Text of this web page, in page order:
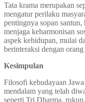
Tata krama merupakan
mengatur perilaku
pentingnya sopan
menjaga keharmonisan
aspek kehidupan, mulai
berinteraksi dengan
Kesimpulan
Filosofi kebudayaan
mendalam yang telah
seperti Tri Dharma,